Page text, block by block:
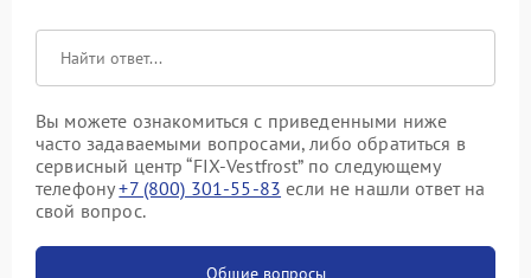
Вы можете ознакомиться с приведенными ниже
часто задаваемыми вопросами, либо обратиться в
сервисный центр “FIX-Vestfrost” по следующему
телефону+7 (800) 301-55-83 если не нашли ответ на
свой вопрос.
Общие вопросы